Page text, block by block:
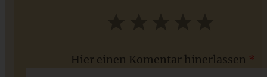
Hier einen Komentar hinerlassen *